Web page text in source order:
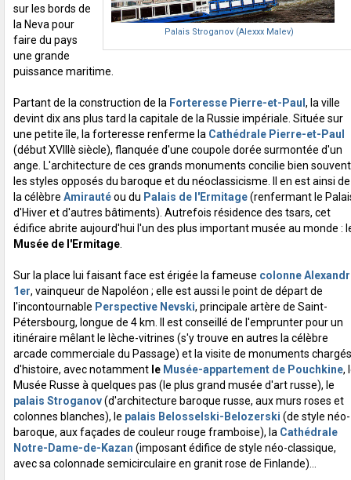
Palais Stroganov (Alexxx Malev)
sur les bords de
la Neva pour
faire du pays
une grande
puissance maritime.
Partant de la construction de la Forteresse Pierre-et-Paul , la ville
devint dix ans plus tard la capitale de la Russie impériale. Située sur
une petite île, la forteresse renferme la Cathédrale Pierre-et-Paul
(début XVIIIè siècle), flanquée d'une coupole dorée surmontée d'un
ange. L'architecture de ces grands monuments concilie bien souvent
les styles opposés du baroque et du néoclassicisme. Il en est ainsi de
la célèbre Amirautéou du Palais de l'Ermitage(renfermant le
d'Hiver et d'autres bâtiments). Autrefois résidence des tsars, cet
édifice abrite aujourd'hui l'un des plus important musée au monde :
Musée de l'Ermitage
Sur la place lui faisant face est érigée la fameuse colonne
1er, vainqueur de Napoléon ; elle est aussi le point de départ de
l'incontournable Perspective Nevski, principale artère de Saint-
Pétersbourg, longue de 4 km. Il est conseillé de l'emprunter pour un
itinéraire mêlant le lèche-vitrines (s'y trouve en autres la célèbre
arcade commerciale du Passage) et la visite de monuments chargés
d'histoire, avec notamment le Musée-appartement de Pouchkine,
Musée Russe à quelques pas (le plus grand musée d'art russe), le
palais Stroganov(d'architecture baroque russe, aux murs roses et
colonnes blanches), le palais Belosselski-Belozerski (de style néo-
baroque, aux façades de couleur rouge framboise), la Cathédrale
Notre-Dame-de-Kazan (imposant édifice de style néo-classique,
avec sa colonnade semicirculaire en granit rose de Finlande)...